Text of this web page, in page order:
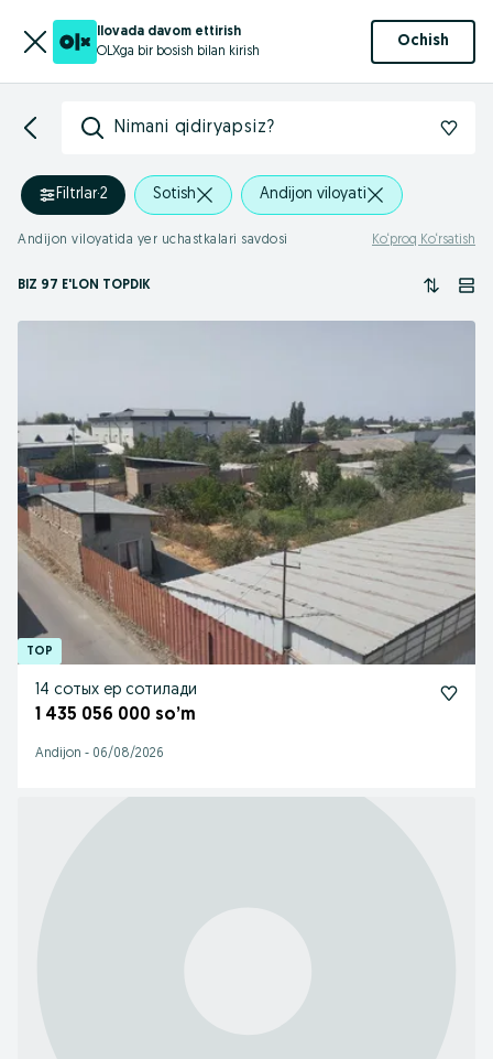
Ilovada davom ettirish
OLXga bir bosish bilan kirish
Ochish
Nimani qidiryapsiz?
Filtrlar·2 Sotish Andijon viloyati
Andijon viloyatida yer uchastkalari savdosi Ko‘proq Ko‘rsatish
BIZ 97 E'LON TOPDIK
14 сотых ер сотилади
1 435 056 000 so’m
Andijon - 06/08/2026